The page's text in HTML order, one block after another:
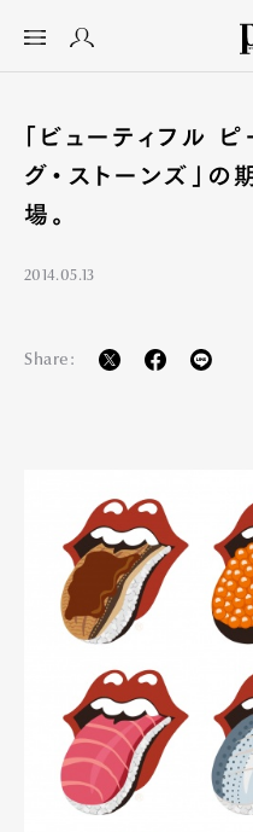
「ビューティフル
グ・ストーンズ」
場。
2014.05.13
Share: